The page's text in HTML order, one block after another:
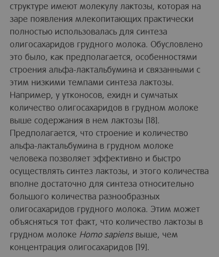
структуре имеют молекулу лактозы, которая на
заре появления млекопитающих практически
полностью использовалась для синтеза
олигосахаридов грудного молока. Обусловлено
это было, как предполагается, особенностями
строения альфа-лактальбумина и связанными с
этим низкими темпами синтеза лактозы.
Например, у утконосов, ехидн и сумчатых
количество олигосахаридов в грудном молоке
выше содержания в нем лактозы [18].
Предполагается, что строение и количество
альфа-лактальбумина в грудном молоке
человека позволяет эффективно и быстро
осуществлять синтез лактозы, и этого количества
вполне достаточно для синтеза относительно
большого количества разнообразных
олигосахаридов грудного молока. Этим может
объясняться тот факт, что количество лактозы в
грудном молоке Homo sapiensвыше, чем
концентрация олигосахаридов [19].